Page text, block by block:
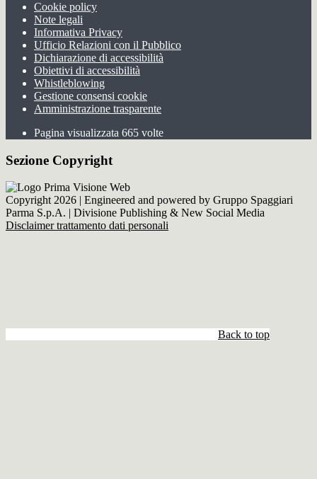
Cookie policy
Note legali
Informativa Privacy
Ufficio Relazioni con il Pubblico
Dichiarazione di accessibilità
Obiettivi di accessibilità
Whistleblowing
Gestione consensi cookie
Amministrazione trasparente
Pagina visualizzata 665 volte
Sezione Copyright
Copyright 2026 | Engineered and powered by Gruppo Spaggiari
Parma S.p.A. | Divisione Publishing & New Social Media
Disclaimer trattamento dati personali
Back to top